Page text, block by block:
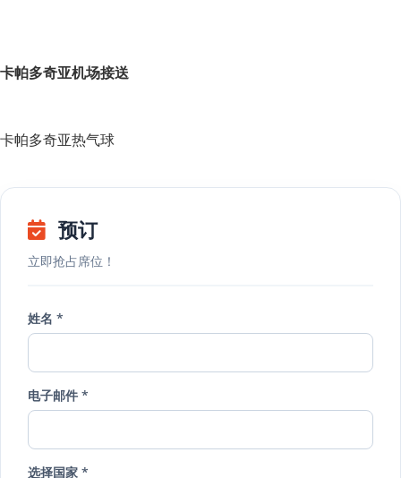
卡帕多奇亚机场接送
卡帕多奇亚热气球
预订
立即抢占席位！
姓名 *
电子邮件 *
选择国家 *